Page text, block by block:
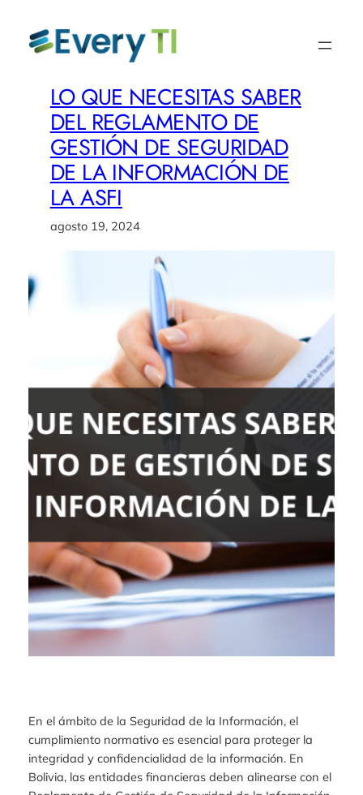
contenido
LO QUE NECESITAS SABER
DEL REGLAMENTO DE
GESTIÓN DE SEGURIDAD
DE LA INFORMACIÓN DE
LA ASFI
agosto 19, 2024
En el ámbito de la Seguridad de la Información, el
cumplimiento normativo es esencial para proteger la
integridad y confidencialidad de la información. En
Bolivia, las entidades financieras deben alinearse con el